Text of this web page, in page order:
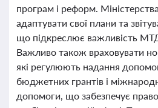
програм і реформ.
адаптувати свої плани та
що підкреслює важливість
Важливо також враховувати
які регулюють надання
бюджетних грантів і
допомоги, що забезпечує